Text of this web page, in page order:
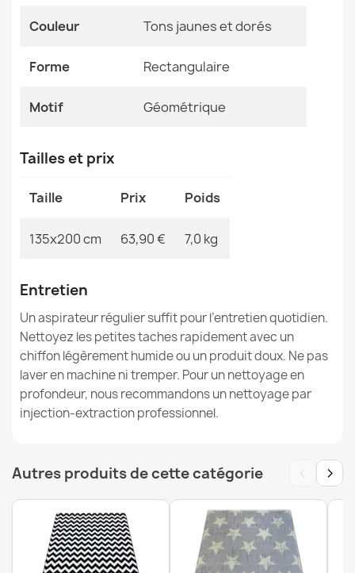
Tapis BALANCE 0194 taupe - Géométrique, structurel,
33,90 €
Tapis BALANCE 1503 taupe - Géométrique, structurel,
33,90 €
Tapis BALANCE 1918 taupe - Géométrique, structurel,
glamour
33,90 €
glamour
33,90 €
EAN13
2000000120065
MPN Kabis_21039
Couleur Tons jaunes et dorés
Forme Rectangulaire
Motif Géométrique
Tailles et prix
Taille Prix Poids
135x200 cm 63,90 € 7,0 kg
Entretien
Un aspirateur régulier suffit pour l’entretien quotidien.
Nettoyez les petites taches rapidement avec un
chiffon légèrement humide ou un produit doux. Ne pas
laver en machine ni tremper. Pour un nettoyage en
profondeur, nous recommandons un nettoyage par
injection-extraction professionnel.
Autres produits de cette catégorie ‹ ›